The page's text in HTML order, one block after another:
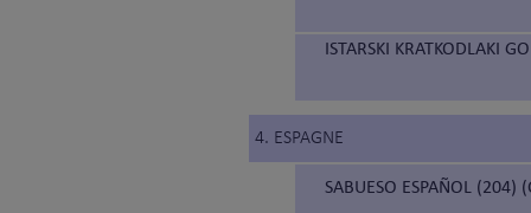
ISTARSKI KRATKODLAKI
4. ESPAGNE
SABUESO ESPAÑOL (204)